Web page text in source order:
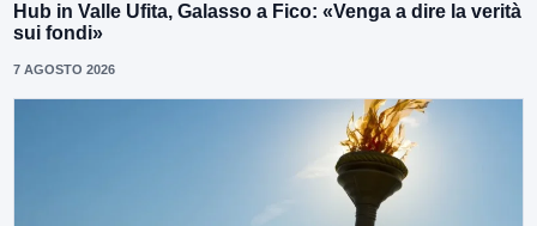
Hub in Valle Ufita, Galasso a Fico: «Venga a dire la verità
sui fondi»
7 AGOSTO 2026